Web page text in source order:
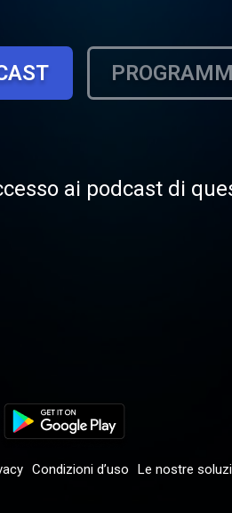
ai podcast di
Condizioni d’uso Le nostre